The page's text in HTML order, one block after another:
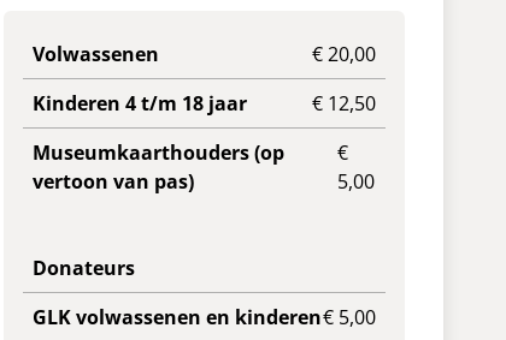
Volwassenen
€ 20,00
Kinderen 4 t/m 18 jaar
€ 12,50
Museumkaarthouders (op
vertoon van pas)
€
5,00
Donateurs
GLK volwassenen en kinderen€ 5,00